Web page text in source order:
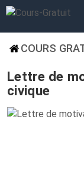
COURS
Lettre de
civique